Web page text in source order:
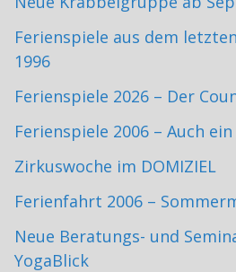
Ferienspiele aus dem
1996
Ferienspiele 2026 – Der
Ferienspiele 2006 – Auch
Zirkuswoche im DOMIZIEL
Ferienfahrt 2006 –
Neue Beratungs- und
YogaBlick